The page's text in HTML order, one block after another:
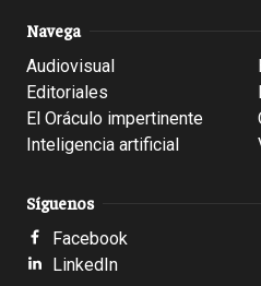
Navega
Audiovisual
Editoriales
El Oráculo impertinente
Inteligencia artificial
Síguenos
Facebook
LinkedIn